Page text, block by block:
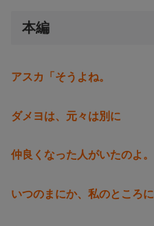
本編
アスカ「そうよね。
ダメヨは、元々は別に
仲良くなった人がいたのよ。
いつのまにか、私のところに